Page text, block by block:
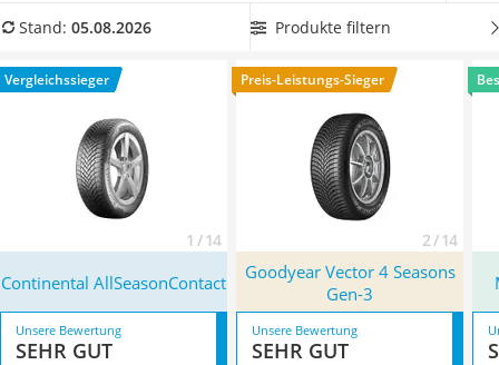
Diesel-Additiv
Wagenheber
Service
eine besonders gute Nasshaftung hat, um bei Nässe einen
hier im August 2026 besonders das ModellContinental
AllSeasonContact
mit seinen Eigenschaften.
Stand: 05.08.2026 Produkte filtern
Vergleichssieger
1 / 14
Preis-Leistungs-Sieger
2 / 14
Continental AllSeasonContact
Goodyear Vector 4 Seasons
Gen-3
Unsere Bewertung
SEHR GUT
Unsere Bewertung
SEHR GUT